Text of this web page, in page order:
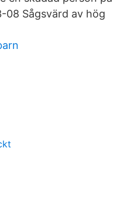
Sågsvärd av hög